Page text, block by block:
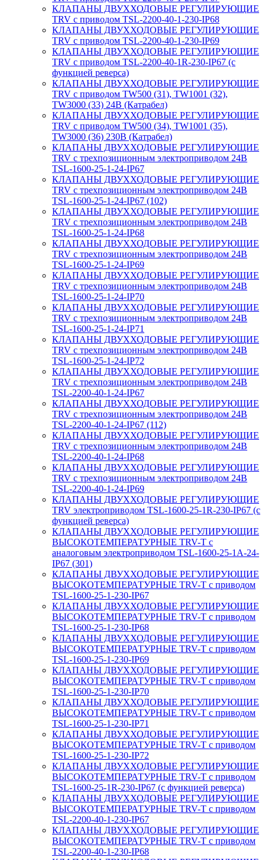
КЛАПАНЫ ДВУХХОДОВЫЕ РЕГУЛИРУЮЩИЕ
TRV с приводом TSL-2200-40-1-230-IP68
КЛАПАНЫ ДВУХХОДОВЫЕ РЕГУЛИРУЮЩИЕ
TRV с приводом TSL-2200-40-1-230-IP69
КЛАПАНЫ ДВУХХОДОВЫЕ РЕГУЛИРУЮЩИЕ
TRV с приводом TSL-2200-40-1R-230-IP67 (с
функцией реверса)
КЛАПАНЫ ДВУХХОДОВЫЕ РЕГУЛИРУЮЩИЕ
TRV с приводом TW500 (31), TW1001 (32),
TW3000 (33) 24В (Катрабел)
КЛАПАНЫ ДВУХХОДОВЫЕ РЕГУЛИРУЮЩИЕ
TRV с приводом TW500 (34), TW1001 (35),
TW3000 (36) 230В (Катрабел)
КЛАПАНЫ ДВУХХОДОВЫЕ РЕГУЛИРУЮЩИЕ
TRV с трехпозиционным электроприводом 24В
TSL-1600-25-1-24-IP67
КЛАПАНЫ ДВУХХОДОВЫЕ РЕГУЛИРУЮЩИЕ
TRV с трехпозиционным электроприводом 24В
TSL-1600-25-1-24-IP67 (102)
КЛАПАНЫ ДВУХХОДОВЫЕ РЕГУЛИРУЮЩИЕ
TRV с трехпозиционным электроприводом 24В
TSL-1600-25-1-24-IP68
КЛАПАНЫ ДВУХХОДОВЫЕ РЕГУЛИРУЮЩИЕ
TRV с трехпозиционным электроприводом 24В
TSL-1600-25-1-24-IP69
КЛАПАНЫ ДВУХХОДОВЫЕ РЕГУЛИРУЮЩИЕ
TRV с трехпозиционным электроприводом 24В
TSL-1600-25-1-24-IP70
КЛАПАНЫ ДВУХХОДОВЫЕ РЕГУЛИРУЮЩИЕ
TRV с трехпозиционным электроприводом 24В
TSL-1600-25-1-24-IP71
КЛАПАНЫ ДВУХХОДОВЫЕ РЕГУЛИРУЮЩИЕ
TRV с трехпозиционным электроприводом 24В
TSL-1600-25-1-24-IP72
КЛАПАНЫ ДВУХХОДОВЫЕ РЕГУЛИРУЮЩИЕ
TRV с трехпозиционным электроприводом 24В
TSL-2200-40-1-24-IP67
КЛАПАНЫ ДВУХХОДОВЫЕ РЕГУЛИРУЮЩИЕ
TRV с трехпозиционным электроприводом 24В
TSL-2200-40-1-24-IP67 (112)
КЛАПАНЫ ДВУХХОДОВЫЕ РЕГУЛИРУЮЩИЕ
TRV с трехпозиционным электроприводом 24В
TSL-2200-40-1-24-IP68
КЛАПАНЫ ДВУХХОДОВЫЕ РЕГУЛИРУЮЩИЕ
TRV с трехпозиционным электроприводом 24В
TSL-2200-40-1-24-IP69
КЛАПАНЫ ДВУХХОДОВЫЕ РЕГУЛИРУЮЩИЕ
TRV электроприводом TSL-1600-25-1R-230-IP67 (с
функцией реверса)
КЛАПАНЫ ДВУХХОДОВЫЕ РЕГУЛИРУЮЩИЕ
ВЫСОКОТЕМПЕРАТУРНЫЕ TRV-T с
аналоговым электроприводом TSL-1600-25-1А-24-
IP67 (301)
КЛАПАНЫ ДВУХХОДОВЫЕ РЕГУЛИРУЮЩИЕ
ВЫСОКОТЕМПЕРАТУРНЫЕ TRV-T с приводом
TSL-1600-25-1-230-IP67
КЛАПАНЫ ДВУХХОДОВЫЕ РЕГУЛИРУЮЩИЕ
ВЫСОКОТЕМПЕРАТУРНЫЕ TRV-T с приводом
TSL-1600-25-1-230-IP68
КЛАПАНЫ ДВУХХОДОВЫЕ РЕГУЛИРУЮЩИЕ
ВЫСОКОТЕМПЕРАТУРНЫЕ TRV-T с приводом
TSL-1600-25-1-230-IP69
КЛАПАНЫ ДВУХХОДОВЫЕ РЕГУЛИРУЮЩИЕ
ВЫСОКОТЕМПЕРАТУРНЫЕ TRV-T с приводом
TSL-1600-25-1-230-IP70
КЛАПАНЫ ДВУХХОДОВЫЕ РЕГУЛИРУЮЩИЕ
ВЫСОКОТЕМПЕРАТУРНЫЕ TRV-T с приводом
TSL-1600-25-1-230-IP71
КЛАПАНЫ ДВУХХОДОВЫЕ РЕГУЛИРУЮЩИЕ
ВЫСОКОТЕМПЕРАТУРНЫЕ TRV-T с приводом
TSL-1600-25-1-230-IP72
КЛАПАНЫ ДВУХХОДОВЫЕ РЕГУЛИРУЮЩИЕ
ВЫСОКОТЕМПЕРАТУРНЫЕ TRV-T с приводом
TSL-1600-25-1R-230-IP67 (с функцией реверса)
КЛАПАНЫ ДВУХХОДОВЫЕ РЕГУЛИРУЮЩИЕ
ВЫСОКОТЕМПЕРАТУРНЫЕ TRV-T с приводом
TSL-2200-40-1-230-IP67
КЛАПАНЫ ДВУХХОДОВЫЕ РЕГУЛИРУЮЩИЕ
ВЫСОКОТЕМПЕРАТУРНЫЕ TRV-T с приводом
TSL-2200-40-1-230-IP68